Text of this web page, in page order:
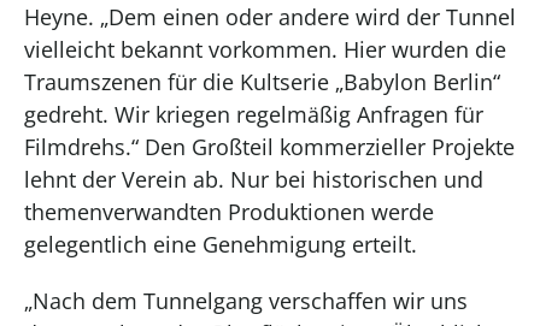
Heyne. „Dem einen oder andere wird der Tunnel
vielleicht bekannt vorkommen. Hier wurden die
Traumszenen für die Kultserie „Babylon Berlin“
gedreht. Wir kriegen regelmäßig Anfragen für
Filmdrehs.“ Den Großteil kommerzieller Projekte
lehnt der Verein ab. Nur bei historischen und
themenverwandten Produktionen werde
gelegentlich eine Genehmigung erteilt.
„Nach dem Tunnelgang verschaffen wir uns